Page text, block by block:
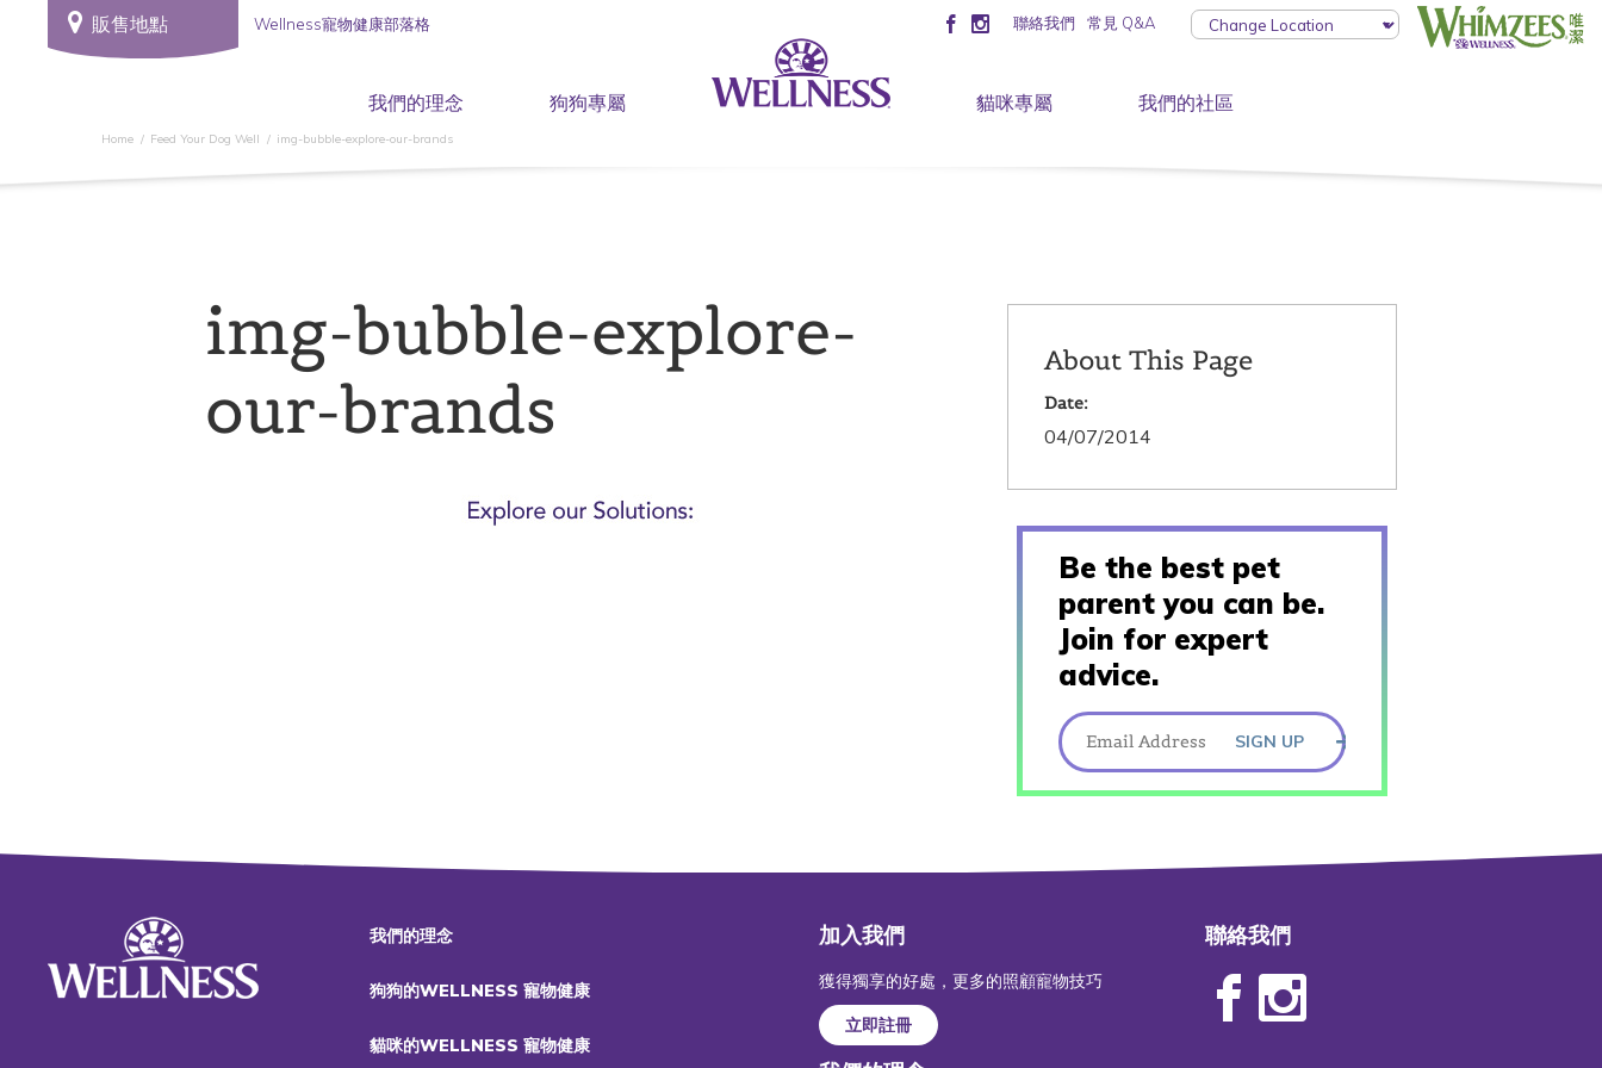
販售地點 Wellness寵物健康部落格 聯絡我們 常見 Q&A
我們的理念 狗狗專屬 貓咪專屬 我們的社區
Home Feed Your Dog Well img-bubble-explore-our-brands
img-bubble-explore-
our-brands
About This Page
Date:
04/07/2014
Be the best pet
parent you can be.
Join for expert
advice.
SIGN UP
我們的理念
狗狗的WELLNESS 寵物健康
貓咪的WELLNESS 寵物健康
加入我們
獲得獨享的好處，更多的照顧寵物技巧
立即註冊
聯絡我們